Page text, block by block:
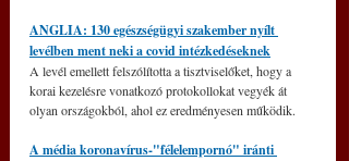
ANGLIA: 130 egészségügyi szakember nyílt
levélben ment neki a covid intézkedéseknek
A levél emellett felszólította a tisztviselőket, hogy a
korai kezelésre vonatkozó protokollokat vegyék át
olyan országokból, ahol ez eredményesen működik.
A média koronavírus-"félelempornó" iránti